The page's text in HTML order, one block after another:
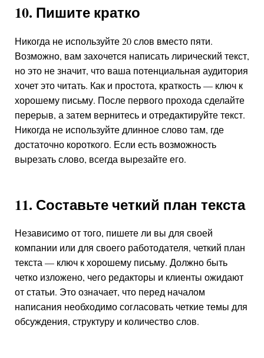
10. Пишите кратко
Никогда не используйте 20 слов вместо пяти.
Возможно, вам захочется написать лирический текст,
но это не значит, что ваша потенциальная аудитория
хочет это читать. Как и простота, краткость — ключ к
хорошему письму. После первого прохода сделайте
перерыв, а затем вернитесь и отредактируйте текст.
Никогда не используйте длинное слово там, где
достаточно короткого. Если есть возможность
вырезать слово, всегда вырезайте его.
11. Составьте четкий план текста
Независимо от того, пишете ли вы для своей
компании или для своего работодателя, четкий план
текста — ключ к хорошему письму. Должно быть
четко изложено, чего редакторы и клиенты ожидают
от статьи. Это означает, что перед началом
написания необходимо согласовать четкие темы для
обсуждения, структуру и количество слов.